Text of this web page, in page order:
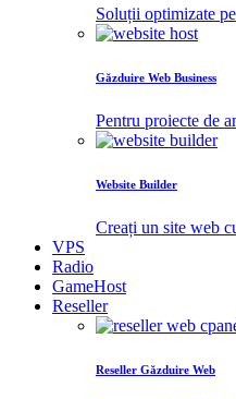
Soluții optimizate
Găzduire Web Business
Pentru proiecte de
Website Builder
Creați un site web
VPS
Radio
GameHost
Reseller
Reseller Găzduire Web